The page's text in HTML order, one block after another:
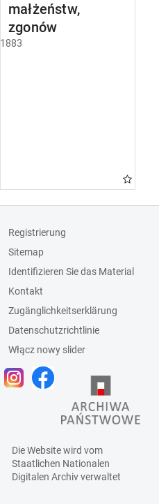
małżeństw,
zgonów
1883
Registrierung
Sitemap
Identifizieren Sie das Material
Kontakt
Zugänglichkeitserklärung
Datenschutzrichtlinie
Włącz nowy slider
Die Website wird vom
Staatlichen Nationalen
Digitalen Archivverwaltet